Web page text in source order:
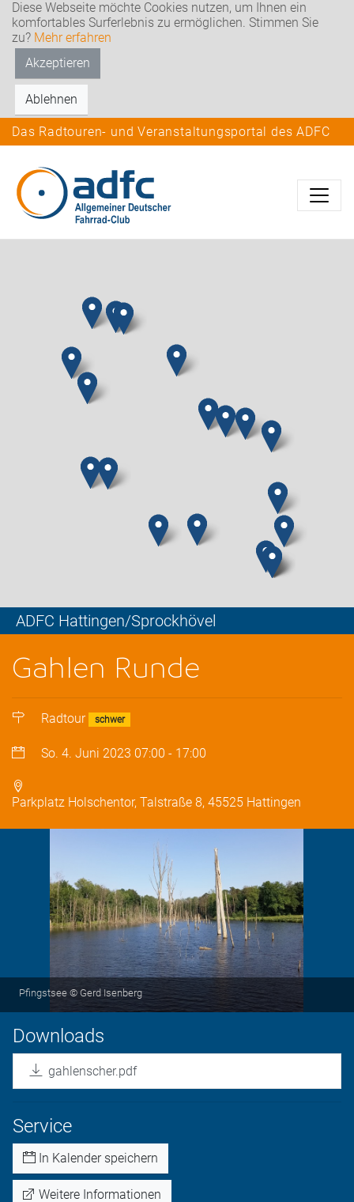
Diese Webseite möchte Cookies nutzen, um Ihnen ein
komfortables Surferlebnis zu ermöglichen. Stimmen Sie
zu? Mehr erfahren
Akzeptieren
Ablehnen
Das Radtouren- und Veranstaltungsportal des ADFC
ADFC Hattingen/Sprockhövel
Gahlen Runde
Radtour schwer
So. 4. Juni 2023 07:00 - 17:00
Parkplatz Holschentor, Talstraße 8, 45525 Hattingen
Pfingstsee © Gerd Isenberg
Downloads
gahlenscher.pdf
Service
In Kalender speichern
Weitere Informationen